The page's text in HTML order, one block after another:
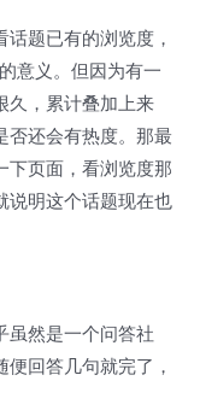
题已有的浏览度，
意义。但因为有一
久，累计叠加上来
否还会有热度。那最
下页面，看浏览度那
说明这个话题现在也
虽然是一个问答社
回答几句就完了，